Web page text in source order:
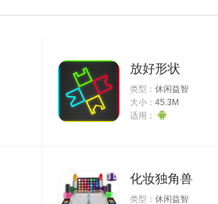
放好形状
类型： 休闲益智
大小： 45.3M
适用：
化妆独角兽
类型： 休闲益智